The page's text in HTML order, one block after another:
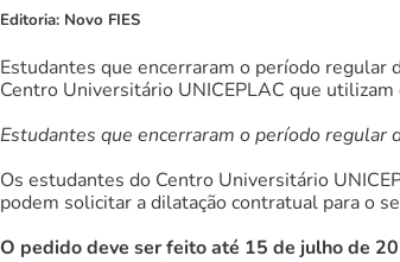
Editoria: Novo FIES
Estudantes que encerraram o período
Centro Universitário UNICEPLAC que
Estudantes que encerraram o período
Os estudantes do Centro Universitário
podem solicitar a dilatação contratual para o
O pedido deve ser feito até 15 de julho de